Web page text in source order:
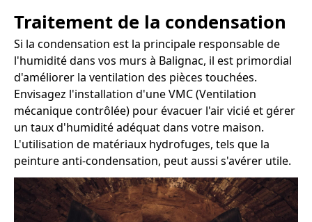
Traitement de la condensation
Si la condensation est la principale responsable de
l'humidité dans vos murs à Balignac, il est primordial
d'améliorer la ventilation des pièces touchées.
Envisagez l'installation d'une VMC (Ventilation
mécanique contrôlée) pour évacuer l'air vicié et gérer
un taux d'humidité adéquat dans votre maison.
L'utilisation de matériaux hydrofuges, tels que la
peinture anti-condensation, peut aussi s'avérer utile.